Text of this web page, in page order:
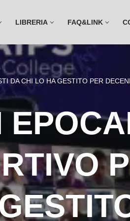
LIBRERIA FAQ&LINK
DA CHI LO HA GESTITO PER